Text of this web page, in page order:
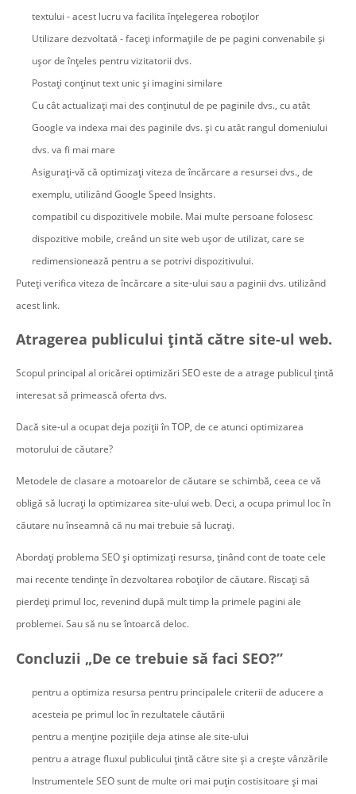
textului - acest lucru va facilita înțelegerea roboților
Utilizare dezvoltată - faceți informațiile de pe pagini convenabile și
ușor de înțeles pentru vizitatorii dvs.
Postați conținut text unic și imagini similare
Cu cât actualizați mai des conținutul de pe paginile dvs., cu atât
Google va indexa mai des paginile dvs. și cu atât rangul domeniului
dvs. va fi mai mare
Asigurați-vă că optimizați viteza de încărcare a resursei dvs., de
exemplu, utilizând Google Speed Insights.
compatibil cu dispozitivele mobile. Mai multe persoane folosesc
dispozitive mobile, creând un site web ușor de utilizat, care se
redimensionează pentru a se potrivi dispozitivului.
Puteți verifica viteza de încărcare a site-ului sau a paginii dvs. utilizând
acest link.
Atragerea publicului țintă către site-ul web.
Scopul principal al oricărei optimizări SEO este de a atrage publicul țintă
interesat să primească oferta dvs.
Dacă site-ul a ocupat deja poziții în TOP, de ce atunci optimizarea
motorului de căutare?
Metodele de clasare a motoarelor de căutare se schimbă, ceea ce vă
obligă să lucrați la optimizarea site-ului web. Deci, a ocupa primul loc în
căutare nu înseamnă că nu mai trebuie să lucrați.
Abordați problema SEO și optimizați resursa, ținând cont de toate cele
mai recente tendințe în dezvoltarea roboților de căutare. Riscați să
pierdeți primul loc, revenind după mult timp la primele pagini ale
problemei. Sau să nu se întoarcă deloc.
Concluzii „De ce trebuie să faci SEO?”
pentru a optimiza resursa pentru principalele criterii de aducere a
acesteia pe primul loc în rezultatele căutării
pentru a menține pozițiile deja atinse ale site-ului
pentru a atrage fluxul publicului țintă către site și a crește vânzările
Instrumentele SEO sunt de multe ori mai puțin costisitoare și mai